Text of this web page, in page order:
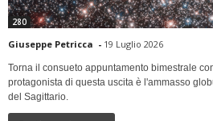
280
Giuseppe Petricca - 19 Luglio 2026
Torna il consueto appuntamento bimestrale
protagonista di questa uscita è l'ammasso
del Sagittario.